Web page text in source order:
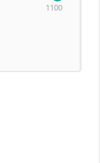
1100